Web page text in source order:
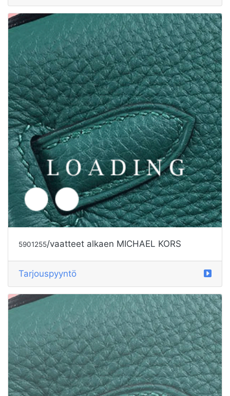
5901308/vaatteet alkaen MICHAEL KORS
Tarjouspyyntö
5901255/vaatteet alkaen MICHAEL KORS